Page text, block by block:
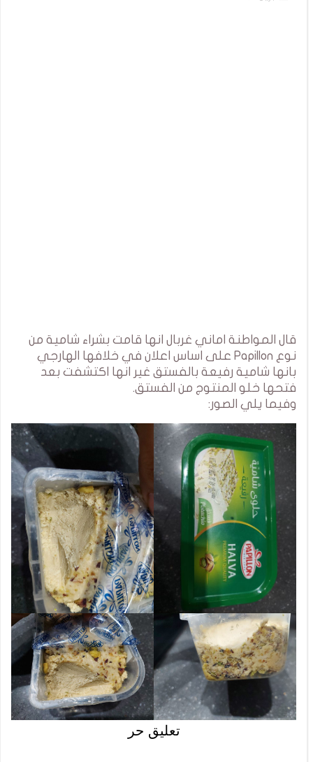
قال المواطنة اماني غربال انها قامت بشراء شامية من
نوع Papillon على اساس اعلان في خلافها الهارجي
بانها شامية رفيعة بالفستق غير انها اكتشفت بعد
فتحها خلو المنتوج من الفستق.
وفيما يلي الصور:
تعليق حر